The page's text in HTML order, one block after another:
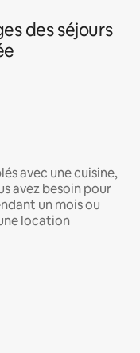
des séjours
avec une cuisine,
avez besoin pour
un mois ou
location